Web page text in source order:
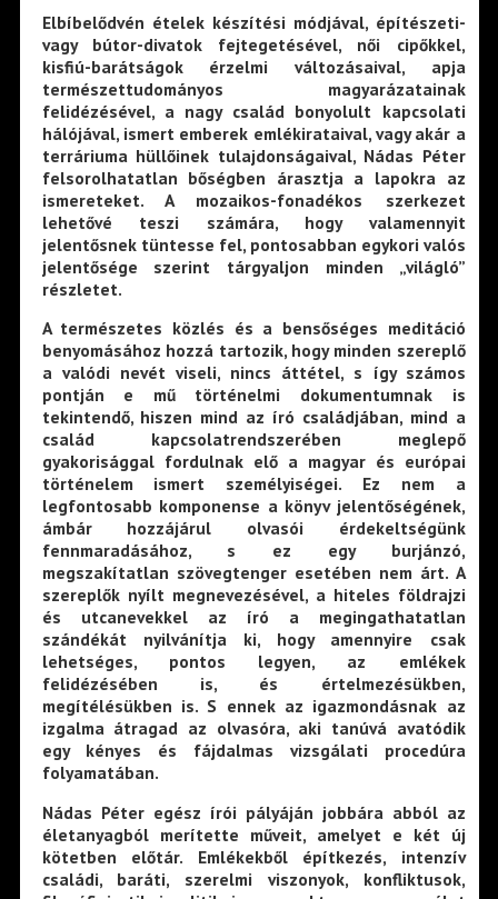
Elbíbelődvén ételek készítési módjával, építészeti-
vagy bútor-divatok fejtegetésével, női cipőkkel,
kisfiú-barátságok érzelmi változásaival, apja
természettudományos magyarázatainak
felidézésével, a nagy család bonyolult kapcsolati
hálójával, ismert emberek emlékirataival, vagy akár a
terráriuma hüllőinek tulajdonságaival, Nádas Péter
felsorolhatatlan bőségben árasztja a lapokra az
ismereteket. A mozaikos-fonadékos szerkezet
lehetővé teszi számára, hogy valamennyit
jelentősnek tüntesse fel, pontosabban egykori valós
jelentősége szerint tárgyaljon minden „világló”
részletet.
A természetes közlés és a bensőséges meditáció
benyomásához hozzá tartozik, hogy minden szereplő
a valódi nevét viseli, nincs áttétel, s így számos
pontján e mű történelmi dokumentumnak is
tekintendő, hiszen mind az író családjában, mind a
család kapcsolatrendszerében meglepő
gyakorisággal fordulnak elő a magyar és európai
történelem ismert személyiségei. Ez nem a
legfontosabb komponense a könyv jelentőségének,
ámbár hozzájárul olvasói érdekeltségünk
fennmaradásához, s ez egy burjánzó,
megszakítatlan szövegtenger esetében nem árt. A
szereplők nyílt megnevezésével, a hiteles földrajzi
és utcanevekkel az író a megingathatatlan
szándékát nyilvánítja ki, hogy amennyire csak
lehetséges, pontos legyen, az emlékek
felidézésében is, és értelmezésükben,
megítélésükben is. S ennek az igazmondásnak az
izgalma átragad az olvasóra, aki tanúvá avatódik
egy kényes és fájdalmas vizsgálati procedúra
folyamatában.
Nádas Péter egész írói pályáján jobbára abból az
életanyagból merítette műveit, amelyet e két új
kötetben előtár. Emlékekből építkezés, intenzív
családi, baráti, szerelmi viszonyok, konfliktusok,